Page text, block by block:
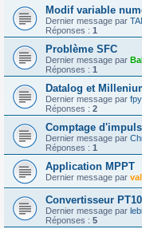
Modif variable
Dernier message par
Réponses : 1
Problème SFC
Dernier message par
Réponses : 1
Datalog et
Dernier message par
Réponses : 2
Comptage
Dernier message par
Réponses : 1
Application MPPT
Dernier message par
Convertisseur
Dernier message par
Réponses : 5